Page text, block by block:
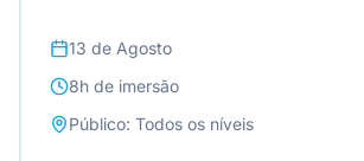
13 de Agosto
8h de imersão
Público: Todos os níveis